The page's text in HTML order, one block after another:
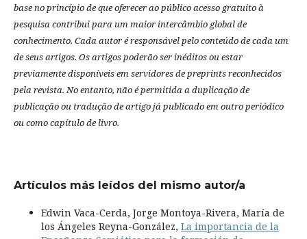
base no princípio de que oferecer ao público acesso gratuito à
pesquisa contribui para um maior intercâmbio global de
conhecimento. Cada autor é responsável pelo conteúdo de cada um
de seus artigos. Os artigos poderão ser inéditos ou estar
previamente disponíveis em servidores de preprints reconhecidos
pela revista. No entanto, não é permitida a duplicação de
publicação ou tradução de artigo já publicado em outro periódico
ou como capítulo de livro.
Artículos más leídos del mismo autor/a
Edwin Vaca-Cerda, Jorge Montoya-Rivera, María de
los Ángeles Reyna-González, La importancia de la